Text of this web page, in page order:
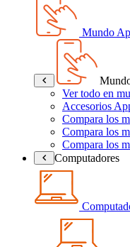
Mundo
Ver todo en
Accesorios
Compara los
Compara los
Compara los
Computadores